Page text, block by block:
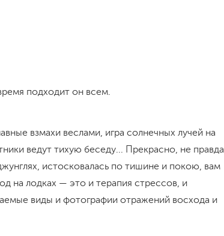
подходит он всем.
взмахи веслами, игра солнечных лучей на
ведут тихую беседу... Прекрасно, не правда
истосковалась по тишине и покою, вам
на лодках — это и терапия стрессов, и
виды и фотографии отражений восхода и